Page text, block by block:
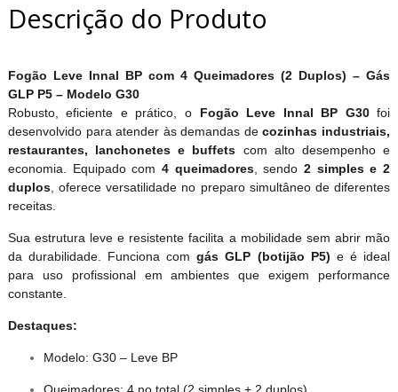
Descrição do Produto
Fogão Leve Innal BP com 4 Queimadores (2 Duplos) – Gás
GLP P5 – Modelo G30
Robusto, eficiente e prático, o Fogão Leve Innal BP G30foi
desenvolvido para atender às demandas decozinhas industriais,
restaurantes, lanchonetes e buffets com alto desempenho e
economia. Equipado com 4 queimadores, sendo2 simples e 2
duplos, oferece versatilidade no preparo simultâneo de diferentes
receitas.
Sua estrutura leve e resistente facilita a mobilidade sem abrir mão
da durabilidade. Funciona comgás GLP (botijão P5) e é ideal
para uso profissional em ambientes que exigem performance
constante.
Destaques:
Modelo: G30 – Leve BP